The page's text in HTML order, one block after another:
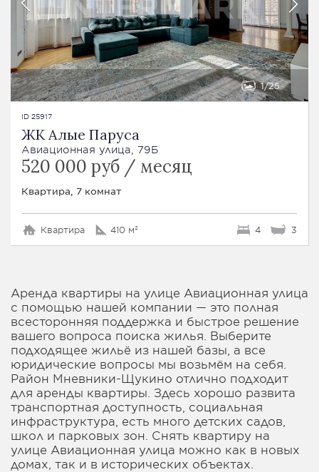
1 25
ID 25917
ЖК Алые Паруса
Авиационная улица, 79Б
520 000 руб / месяц
Квартира, 7 комнат
Квартира 410 м² 4 3
Аренда квартиры на улице Авиационная улица
с помощью нашей компании — это полная
всесторонняя поддержка и быстрое решение
вашего вопроса поиска жилья. Выберите
подходящее жильё из нашей базы, а все
юридические вопросы мы возьмём на себя.
Район Мневники-Щукино отлично подходит
для аренды квартиры. Здесь хорошо развита
транспортная доступность, социальная
инфраструктура, есть много детских садов,
школ и парковых зон. Снять квартиру на
улице Авиационная улица можно как в новых
домах, так и в исторических объектах.